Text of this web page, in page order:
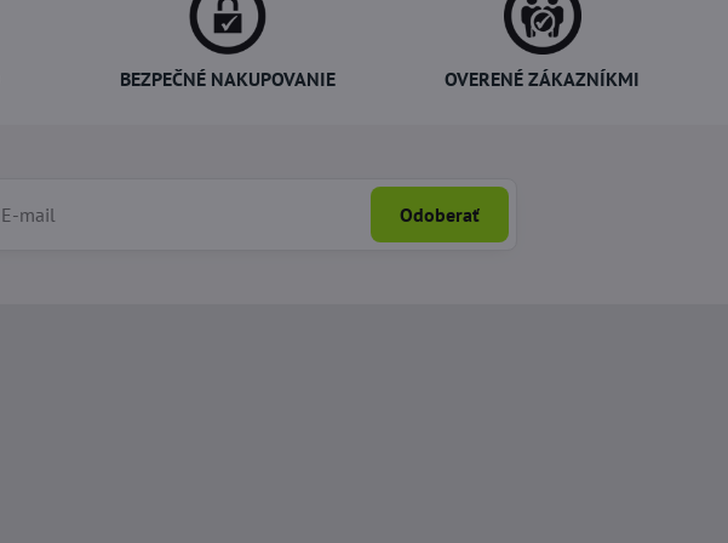
BEZPEČNÉ NAKUPOVANIE OVERENÉ ZÁKAZNÍKMI
Odoberať